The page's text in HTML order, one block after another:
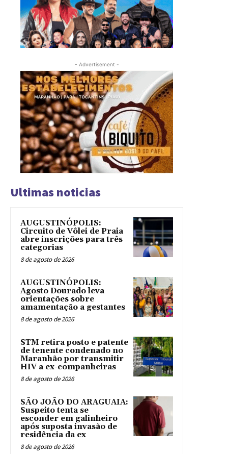
- Advertisement -
Ultimas noticias
AUGUSTINÓPOLIS:
Circuito de Vôlei de Praia
abre inscrições para três
categorias
8 de agosto de 2026
AUGUSTINÓPOLIS:
Agosto Dourado leva
orientações sobre
amamentação a gestantes
8 de agosto de 2026
STM retira posto e patente
de tenente condenado no
Maranhão por transmitir
HIV a ex-companheiras
8 de agosto de 2026
SÃO JOÃO DO ARAGUAIA:
Suspeito tenta se
esconder em galinheiro
após suposta invasão de
residência da ex
8 de agosto de 2026